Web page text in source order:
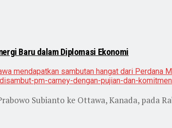
Baru dalam Diplomasi Ekonomi
Subianto ke Ottawa, Kanada, pada